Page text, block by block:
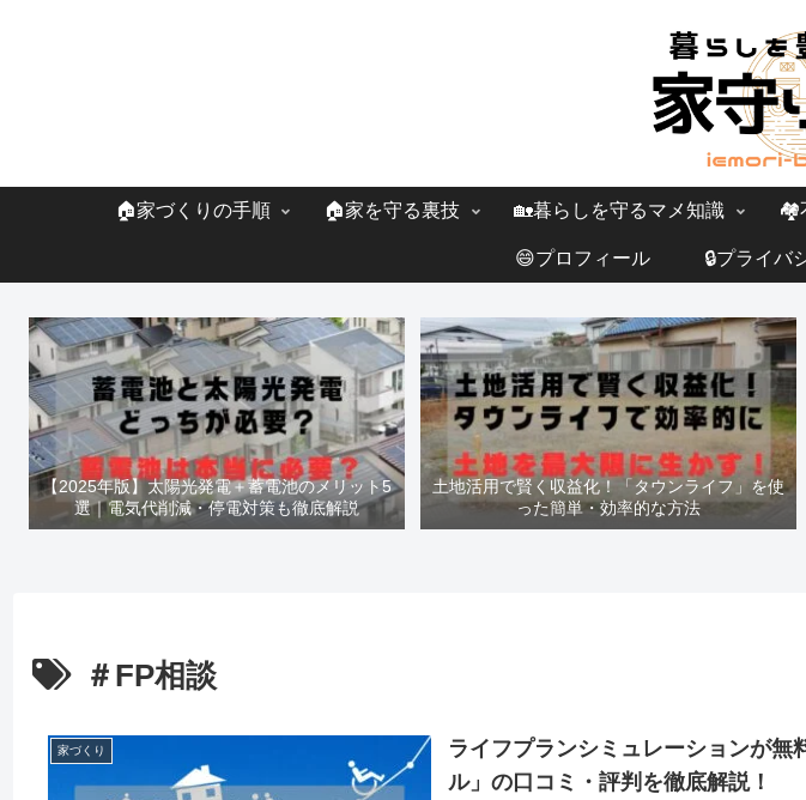
🏠家づくりの手順 🏠家を守る裏技 🏡暮らしを守るマメ知識 🏘️
😄プロフィール 🔒プライバ
【2025年版】太陽光発電＋蓄電池のメリット5
選｜電気代削減・停電対策も徹底解説
土地活用で賢く収益化！「タウンライフ」を使
った簡単・効率的な方法
＃FP相談
家づくり
ライフプランシミュレーションが無
ル」の口コミ・評判を徹底解説！